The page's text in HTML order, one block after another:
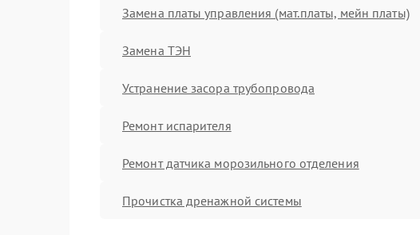
Замена платы управления (мат.платы, мейн платы)
Замена ТЭН
Устранение засора трубопровода
Ремонт испарителя
Ремонт датчика морозильного отделения
Прочистка дренажной системы